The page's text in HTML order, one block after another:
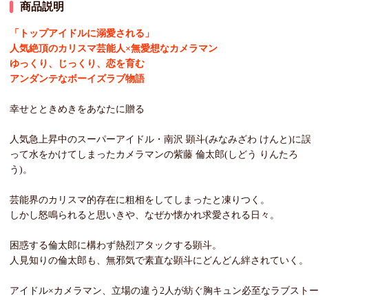
商品説明
「トップアイドルに溺愛される」
人気絶頂のカリスマ芸能人×無愛想なカメラマン
ゆっくり、じっくり、恋を育む
アンダンテなボーイズラブ物語
幸せとときめきをあなたに贈る
人気急上昇中のスーパーアイドル・南沢 顕斗(みなみざわ けんと)に誤
って水をかけてしまったカメラマンの紫藤 倫太郎(しどう りんたろ
う)。
芸能界のカリスマ的存在に粗相をしてしまったと凍りつく。
しかし怒鳴られると思いきや、なぜか懐かれ求愛される日々。
困惑する倫太郎に構わず熱烈アタックする顕斗。
人見知りの倫太郎も、無邪気で素直な顕斗にどんどん絆されていく。
アイドル×カメラマン、立場の違う2人が紡ぐ胸キュン必至なラブストー